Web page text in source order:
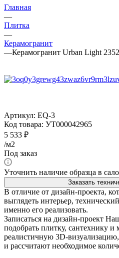
Главная
—
Плитка
—
Керамогранит
—Керамогранит Urban Light
Артикул: EQ-3
Код товара: УТ000042965
5 533 ₽
/м2
Под заказ
Уточнить наличие образца в
Заказать
В отличие от дизайн-проекта,
выглядеть интерьер,
именно его реализовать.
Записаться на дизайн-проект
подобрать плитку, сантехнику и
реалистичную 3D-
и рассчитают необходимое